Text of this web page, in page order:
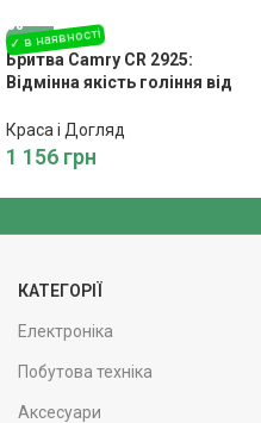
Бритва Camry CR 2925:
Відмінна якість гоління від
Краса і Догляд
1 156 грн
КАТЕГОРІЇ
Електроніка
Побутова техніка
Аксесуари